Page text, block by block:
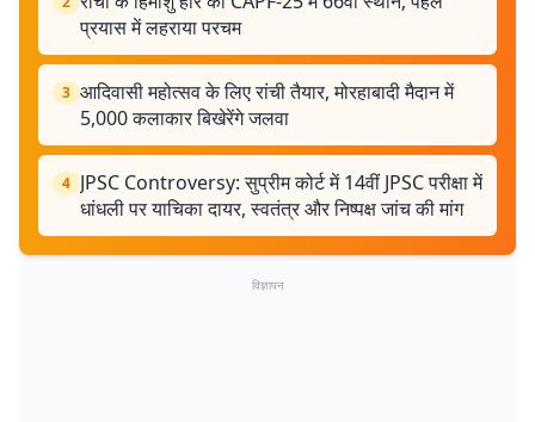
प्रयास में लहराया परचम
3 आदिवासी महोत्सव के लिए रांची तैयार, मोरहाबादी मैदान में
5,000 कलाकार बिखेरेंगे जलवा
4 JPSC Controversy: सुप्रीम कोर्ट में 14वीं JPSC परीक्षा में
धांधली पर याचिका दायर, स्वतंत्र और निष्पक्ष जांच की मांग
विज्ञापन